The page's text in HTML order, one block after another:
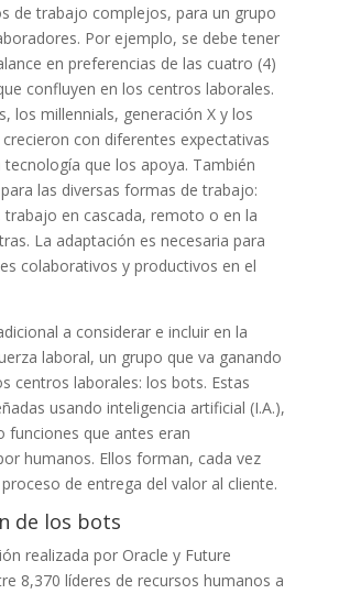
de trabajo complejos, para un grupo
Por ejemplo, se debe tener
en preferencias de las cuatro (4)
confluyen en los centros laborales.
los millennials, generación X y los
con diferentes expectativas
que los apoya. También
las diversas formas de trabajo:
trabajo en cascada, remoto o en la
La adaptación es necesaria para
colaborativos y productivos en el
a considerar e incluir en la
laboral, un grupo que va ganando
centros laborales: los bots. Estas
usando inteligencia artificial (I.A.),
funciones que antes eran
humanos. Ellos forman, cada vez
de entrega del valor al cliente.
de los bots
realizada por Oracle y Future
8,370 líderes de recursos humanos a